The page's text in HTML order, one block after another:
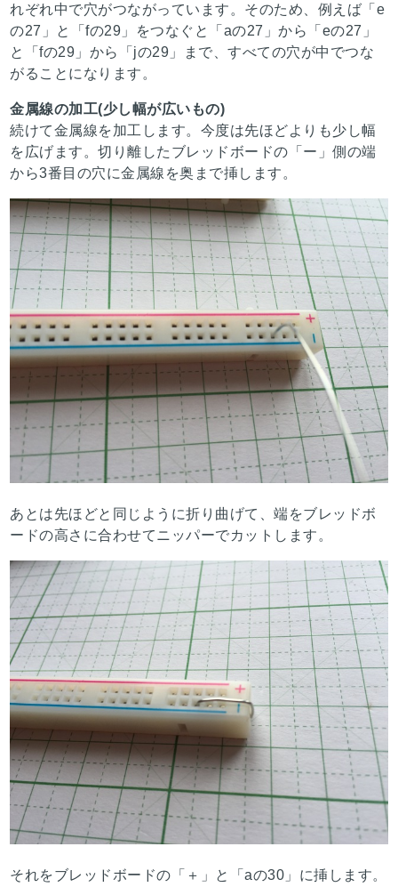
れぞれ中で穴がつながっています。そのため、例えば「e
の27」と「fの29」をつなぐと「aの27」から「eの27」
と「fの29」から「jの29」まで、すべての穴が中でつな
がることになります。
金属線の加工(少し幅が広いもの)
続けて金属線を加工します。今度は先ほどよりも少し幅
を広げます。切り離したブレッドボードの「ー」側の端
から3番目の穴に金属線を奥まで挿します。
あとは先ほどと同じように折り曲げて、端をブレッドボ
ードの高さに合わせてニッパーでカットします。
それをブレッドボードの「＋」と「aの30」に挿します。